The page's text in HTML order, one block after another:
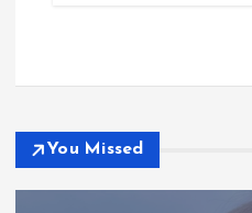
You Missed